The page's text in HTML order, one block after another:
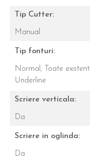
Tip Cutter:
Manual
Tip fonturi:
Normal, Toate
Underline
Scriere verticala:
Da
Scriere in oglinda:
Da